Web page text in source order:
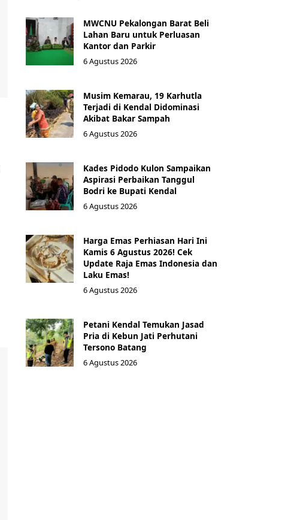
MWCNU Pekalongan Barat Beli
Lahan Baru untuk Perluasan
Kantor dan Parkir
6 Agustus 2026
Musim Kemarau, 19 Karhutla
Terjadi di Kendal Didominasi
Akibat Bakar Sampah
6 Agustus 2026
Kades Pidodo Kulon Sampaikan
Aspirasi Perbaikan Tanggul
Bodri ke Bupati Kendal
6 Agustus 2026
Harga Emas Perhiasan Hari Ini
Kamis 6 Agustus 2026! Cek
Update Raja Emas Indonesia dan
Laku Emas!
6 Agustus 2026
Petani Kendal Temukan Jasad
Pria di Kebun Jati Perhutani
Tersono Batang
6 Agustus 2026